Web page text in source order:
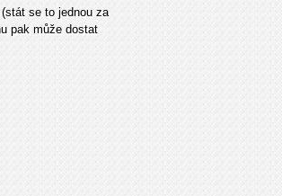
se to jednou za
pak může dostat